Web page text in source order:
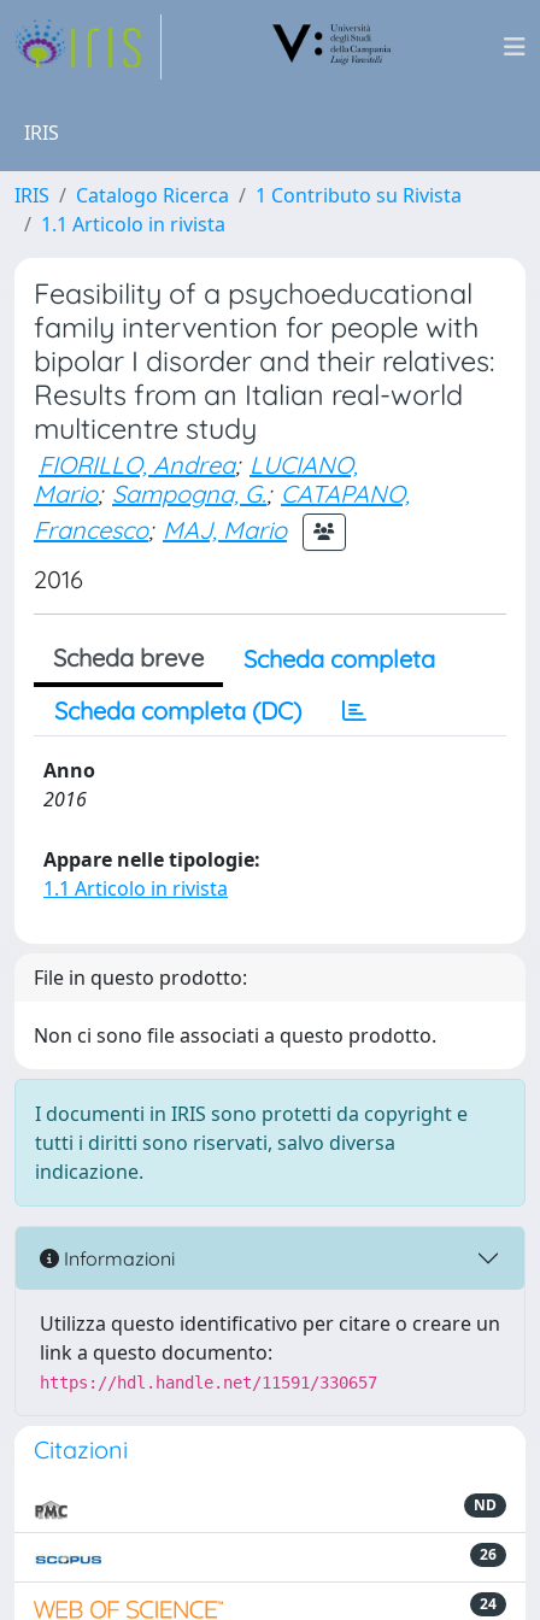
IRIS
IRIS Catalogo Ricerca
1 Contributo su Rivista
1.1 Articolo in rivista
Feasibility of a psychoeducational
family intervention for people with
bipolar I disorder and their relatives:
Results from an Italian real-world
multicentre study
FIORILLO, Andrea; LUCIANO,
Mario; Sampogna, G.; CATAPANO,
Francesco; MAJ, Mario
2016
Scheda breve
Scheda completa
Scheda completa (DC)
Anno
2016
Appare nelle tipologie:
1.1 Articolo in rivista
File in questo prodotto:
Non ci sono file associati a questo prodotto.
I documenti in IRIS sono protetti da copyright e
tutti i diritti sono riservati, salvo diversa
indicazione.
Informazioni
Utilizza questo identificativo per citare o creare un
link a questo documento:
https://hdl.handle.net/11591/330657
Citazioni
ND
26
24